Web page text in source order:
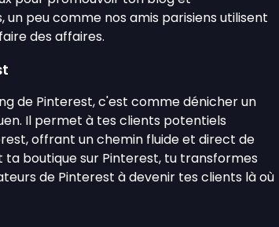
peu comme nos amis parisiens utilisent
des affaires.
de Pinterest, c'est comme dénicher un
Il permet à tes clients potentiels
offrant un chemin fluide et direct de
ta boutique sur Pinterest, tu transformes
de Pinterest à devenir tes clients là où